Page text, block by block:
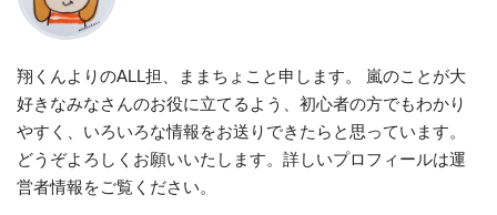
翔くんよりのALL担、ままちょこと申します。 嵐のことが大
好きなみなさんのお役に立てるよう、初心者の方でもわかり
やすく、いろいろな情報をお送りできたらと思っています。
どうぞよろしくお願いいたします。詳しいプロフィールは運
営者情報をご覧ください。